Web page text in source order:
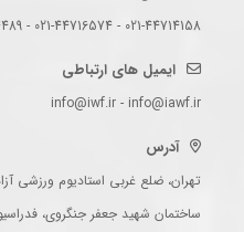
021-44714158 - 021-44716574 - 021-44714489
ایمیل های ارتباطی
info@iwf.ir - info@iawf.ir
آدرس
تهران، ضلع غربی استادیوم ورزشی
ساختمان شهید جعفر جنگروی،